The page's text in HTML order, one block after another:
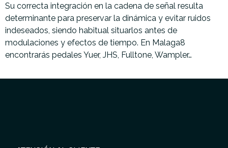
Su correcta integración en la cadena de señal resulta
determinante para preservar la dinámica y evitar ruidos
indeseados, siendo habitual situarlos antes de
modulaciones y efectos de tiempo. En Malaga8
encontrarás pedales Yuer, JHS, Fulltone, Wampler…